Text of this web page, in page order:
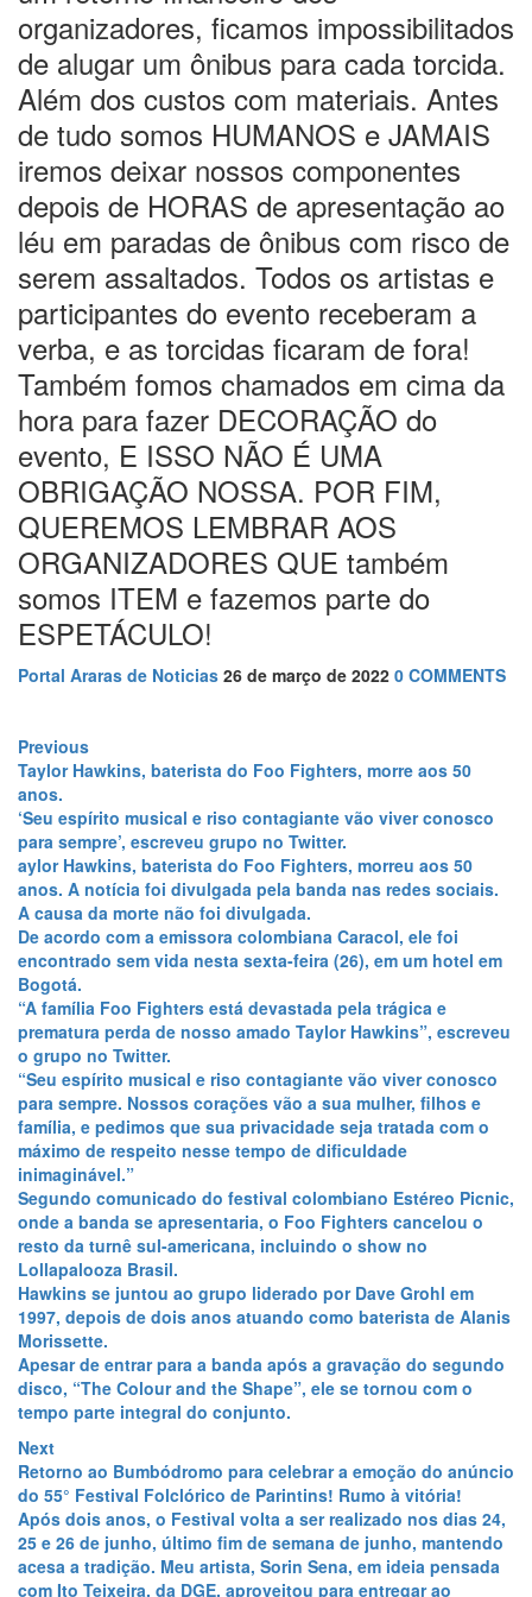
Unidos; 6 morrem.
23:39
Avião e helicóptero militar colidem no ar perto do
aeroporto de Washington
23:18squiador brasileiro morre em avalanche nos Alpes
franceses durante a tarde.
00:15 Os aprovados no concurso publico da Prefeitura de
Manacapuru ( AM ) realizaram nesta quinta – feira ( 16 )
um ato par que a Justiça nao anule o certame.
08:31Polícia investiga se traficantes estão dando abrigo
para empresário que espancou o sambista Paulo Onça.
14:33
Compositor amazonense Paulo Onça é agredido
durante briga de trânsito na Zona Oeste de Manaus.
20:31Menor causa acidente grave em Parintins.
20:26
Corpo de mulher que estava desaparecida é
encontrado em área de mata na rodovia AM-352
20:21Detento quebra a perna ao tentar fugir de audiência
em Manaus.
20:16Incêndio atinge 12 lojas e bombeiros continuam
trabalho no ‘Fuxico’ em Manaus.
20:12Incêndio atinge 12 lojas e bombeiros continuam
trabalho no ‘Fuxico’ em Manaus.
20:06Caso Julieta Hernández: segunda audiência ouve
cinco testemunhas e nova sessão será marcada.
23:13Para de filmar! ‘Capeta’ estupra, tortura e volta para
matar homem durante resgate no AM
22:35Parintins de luto: morre Juarez Lima, artista
consagrado da ilha da Magia.
22:00 PF indicia Bolsonaro, Braga Netto, Heleno e outras
21:46Dentista morre em passeio de quadriciclo em Minas
21:40 Influenciadora digital é presa suspeita de ameaçar
de morte advogado em Manaus
21:37Em visita histórica ao Amazonas, governador Wilson
Lima recepciona presidente dos Estados Unidos, Joe Biden
21:31TCE-AM participa da abertura do Encontro Nacional
de Corregedores e Fórum Fundiário Nacional.
21:26Em breve o Brasil inteiro verá o resultado da
gravação do novo DVD/Blu-ray da artista mais escutada do
país, Simone Mendes, na Arena da Amazônia em Manaus.
A gravação se deu neste último sábado 16/11 para mais de
12:06‘Nenhum de Nós’ em Manaus banda volta a cidade
após 30 anos e se apresenta dia 16 de Novembro no
Studio 5.
22:31Biden confirmou sua vinda a Manaus em novembro.
22:21 Avião da Força Aérea Americana chega a Manaus
trazendo suprimentos para visita de Joe Biden.
21:30Vídeo mostra PM morto e suspeito juntos em posto
de combustíveis de Manaus antes do crime
20:53Rainha e Agroboy da ExpoManacá 2024 serão
conhecidos no dia 8 de novembro, em Manacapuru.
20:36
21:59MANACAPURU Prefeito anuncia Gustavo Mioto e
Naiara Azevedo na Expo Manacá 2024 Evento acontece
nos dias 6 a 10 de novembro, no Parque do Ingá.
em Manaus neste sabado dia 19/10
23:08Buscas por menina de 6 anos desaparecida após
desbarrancamento em porto de Manacapuru são
retomadas.
22:58Nova previsão estima que furacão chegará à Flórida
organizadores, ficamos impossibilitados
de alugar um ônibus para cada torcida.
Além dos custos com materiais. Antes
de tudo somos HUMANOS e JAMAIS
iremos deixar nossos componentes
depois de HORAS de apresentação ao
léu em paradas de ônibus com risco de
serem assaltados. Todos os artistas e
participantes do evento receberam a
verba, e as torcidas ficaram de fora!
Também fomos chamados em cima da
hora para fazer DECORAÇÃO do
evento, E ISSO NÃO É UMA
OBRIGAÇÃO NOSSA. POR FIM,
QUEREMOS LEMBRAR AOS
ORGANIZADORES QUE também
somos ITEM e fazemos parte do
ESPETÁCULO!
Portal Araras de Noticias 26 de março de 2022 0 COMMENTS
Navegação
de
Post
PreviousPrevious
post:
Taylor Hawkins, baterista do Foo Fighters, morre aos 50
anos.
‘Seu espírito musical e riso contagiante vão viver conosco
para sempre’, escreveu grupo no Twitter.
aylor Hawkins, baterista do Foo Fighters, morreu aos 50
anos. A notícia foi divulgada pela banda nas redes sociais.
A causa da morte não foi divulgada.
De acordo com a emissora colombiana Caracol, ele foi
encontrado sem vida nesta sexta-feira (26), em um hotel em
Bogotá.
“A família Foo Fighters está devastada pela trágica e
prematura perda de nosso amado Taylor Hawkins”, escreveu
o grupo no Twitter.
“Seu espírito musical e riso contagiante vão viver conosco
para sempre. Nossos corações vão a sua mulher, filhos e
família, e pedimos que sua privacidade seja tratada com o
máximo de respeito nesse tempo de dificuldade
inimaginável.”
Segundo comunicado do festival colombiano Estéreo Picnic,
onde a banda se apresentaria, o Foo Fighters cancelou o
resto da turnê sul-americana, incluindo o show no
Lollapalooza Brasil.
Hawkins se juntou ao grupo liderado por Dave Grohl em
1997, depois de dois anos atuando como baterista de Alanis
Morissette.
Apesar de entrar para a banda após a gravação do segundo
disco, “The Colour and the Shape”, ele se tornou com o
tempo parte integral do conjunto.
NextNext
post:
Retorno ao Bumbódromo para celebrar a emoção do anúncio
do 55° Festival Folclórico de Parintins! Rumo à vitória!
Após dois anos, o Festival volta a ser realizado nos dias 24,
25 e 26 de junho, último fim de semana de junho, mantendo
acesa a tradição. Meu artista, Sorin Sena, em ideia pensada
com Ito Teixeira, da DGE, aproveitou para entregar ao